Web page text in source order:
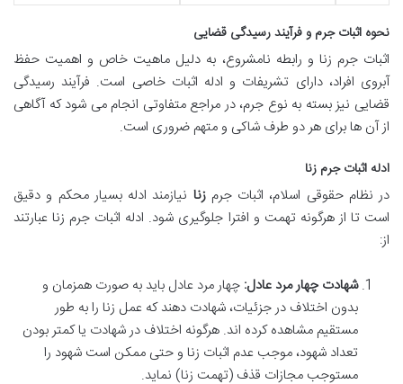
نحوه اثبات جرم و فرآیند رسیدگی قضایی
اثبات جرم زنا و رابطه نامشروع، به دلیل ماهیت خاص و اهمیت حفظ
آبروی افراد، دارای تشریفات و ادله اثبات خاصی است. فرآیند رسیدگی
قضایی نیز بسته به نوع جرم، در مراجع متفاوتی انجام می شود که آگاهی
از آن ها برای هر دو طرف شاکی و متهم ضروری است.
ادله اثبات جرم زنا
در نظام حقوقی اسلام، اثبات جرمزنا نیازمند ادله بسیار محکم و دقیق
است تا از هرگونه تهمت و افترا جلوگیری شود. ادله اثبات جرم زنا عبارتند
از:
شهادت چهار مرد عادل: چهار مرد عادل باید به صورت همزمان و
بدون اختلاف در جزئیات، شهادت دهند که عمل زنا را به طور
مستقیم مشاهده کرده اند. هرگونه اختلاف در شهادت یا کمتر بودن
تعداد شهود، موجب عدم اثبات زنا و حتی ممکن است شهود را
مستوجب مجازات قذف (تهمت زنا) نماید.